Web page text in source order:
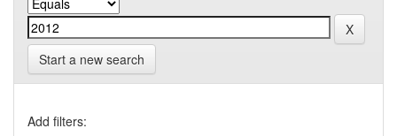
Start a new search
Add filters: